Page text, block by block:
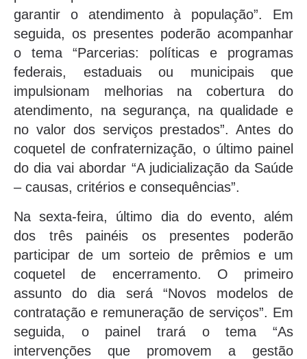
garantir o atendimento à população”. Em
seguida, os presentes poderão acompanhar
o tema “Parcerias: políticas e programas
federais, estaduais ou municipais que
impulsionam melhorias na cobertura do
atendimento, na segurança, na qualidade e
no valor dos serviços prestados”. Antes do
coquetel de confraternização, o último painel
do dia vai abordar “A judicialização da Saúde
– causas, critérios e consequências”.
Na sexta-feira, último dia do evento, além
dos três painéis os presentes poderão
participar de um sorteio de prêmios e um
coquetel de encerramento. O primeiro
assunto do dia será “Novos modelos de
contratação e remuneração de serviços”. Em
seguida, o painel trará o tema “As
intervenções que promovem a gestão